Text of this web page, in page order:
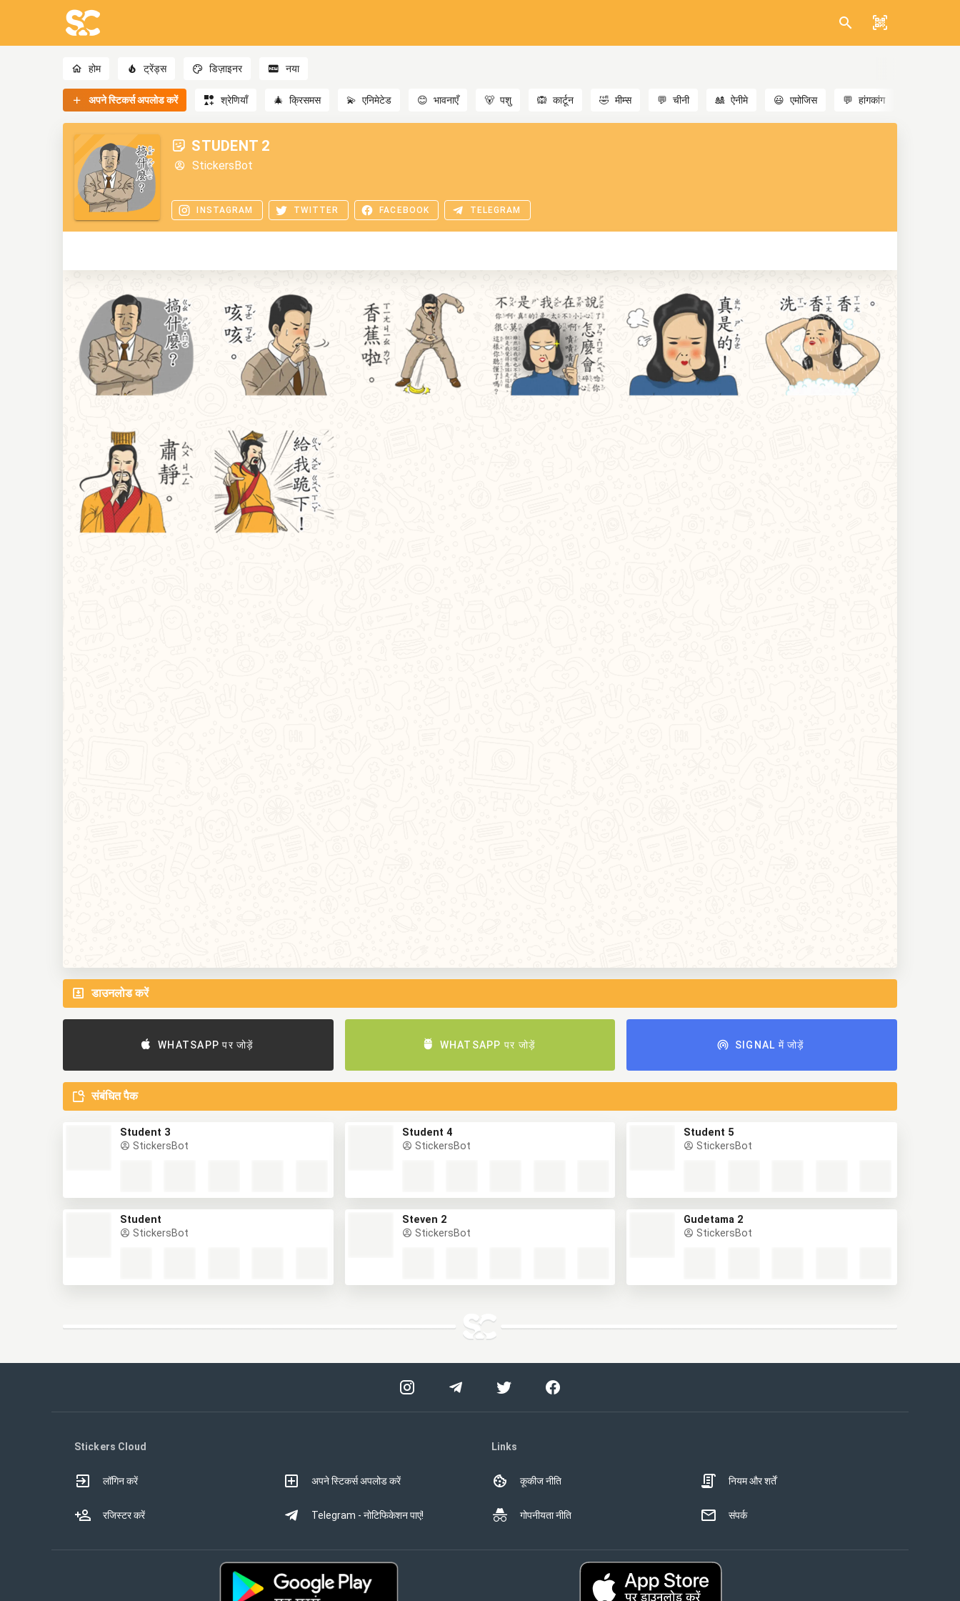
होम ट्रेंड्स डिज़ाइनर नया
अपने स्टिकर्स अपलोड करें श्रेणियाँ 🎄 क्रिसमस 💫 एनिमेटेड 😊 भावनाएँ 🐻 पशु 🙉 कार्टून 🤣 मीम्स 💬 चीनी 🎎 ऐनीमे 😃 एमोजिस 💬 हांगकांग
STUDENT 2
StickersBot
INSTAGRAM TWITTER FACEBOOK TELEGRAM
डाउनलोड करें
WHATSAPP पर जोड़ें WHATSAPP पर जोड़ें SIGNAL में जोड़ें
संबंधित पैक
Student 3
StickersBot
Student 4
StickersBot
Student 5
StickersBot
Student
StickersBot
Steven 2
StickersBot
Gudetama 2
StickersBot
Stickers Cloud
लॉगिन करें
रजिस्टर करें
अपने स्टिकर्स अपलोड करें
Telegram - नोटिफिकेशन पाएं!
Links
कूकीज नीति
गोपनीयता नीति
नियम और शर्तें
संपर्क